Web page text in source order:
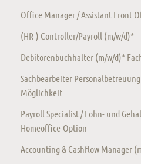
Office Manager / Assistant Front
(HR-) Controller/Payroll (m/w/d)*
Debitorenbuchhalter (m/w/d)*
Sachbearbeiter
Möglichkeit
Payroll Specialist / Lohn- und
Homeoffice-Option
Accounting & Cashflow Manager